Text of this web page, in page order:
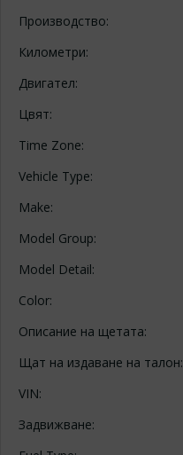
Производство:
Километри:
Двигател:
Цвят:
Time Zone:
Vehicle Type:
Make:
Model Group:
Model Detail:
Color:
Описание на щетата:
Щат на издаване на талон:
VIN:
Задвижване: